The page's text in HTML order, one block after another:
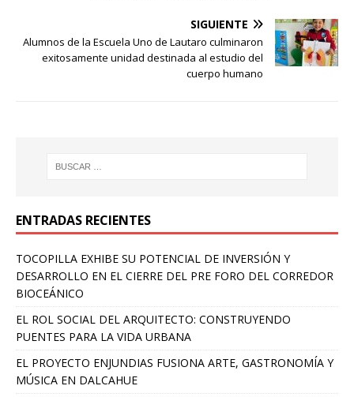
SIGUIENTE
Alumnos de la Escuela Uno de Lautaro culminaron
exitosamente unidad destinada al estudio del
cuerpo humano
ENTRADAS RECIENTES
TOCOPILLA EXHIBE SU POTENCIAL DE INVERSIÓN Y
DESARROLLO EN EL CIERRE DEL PRE FORO DEL CORREDOR
BIOCEÁNICO
EL ROL SOCIAL DEL ARQUITECTO: CONSTRUYENDO
PUENTES PARA LA VIDA URBANA
EL PROYECTO ENJUNDIAS FUSIONA ARTE, GASTRONOMÍA Y
MÚSICA EN DALCAHUE